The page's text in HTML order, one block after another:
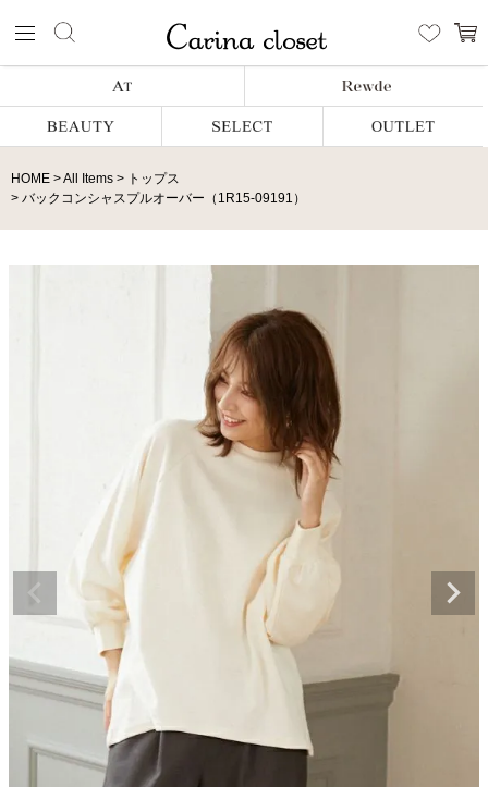
HOME All Items
トップス
バックコンシャスプルオーバー（1R15-09191）